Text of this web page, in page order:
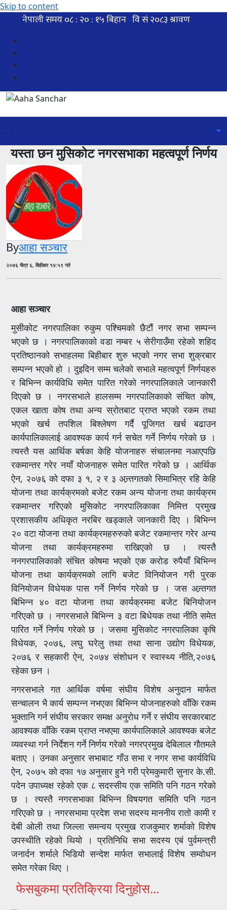
Skip to content
यस्ता छन मुसिकोट नगरसभाका महत्वपूर्ण निर्णय
Byआहा सञ्चार
२०७६ चैत्र ६, बिहीबार १४:५९ गते
आहा सञ्चार
मुसीकोट नगरपालिका रुकुम पश्चिमको छैटौं नगर सभा सम्पन्न
भएको छ । नगरपालिकाको वडा नम्बर ५ सेरीगाउँमा रहेको शहिद
प्रतिष्ठानको सभाहलमा बिहीबार शुरु भएको नगर सभा शुक्रबार
सम्पन्न भएको हो । दुइदिन सम्म चलेको सभाले महत्वपूर्ण निर्णयहरु
र बिभिन्न कार्यविधि समेत पारित गरेको नगरपालिकाले जानकारी
दिएको छ । नगरसभाले हालसम्म नगरपालिकाको संचित कोष,
एकल खाता कोष तथा अन्य स्रोतबाट प्राप्त भएको रकम तथा
भएको खर्च तपशिल बिश्लेषण गर्दै पूजिगत खर्च बढाउन
कार्यपालिकालाई आवश्यक कार्य गर्न सचेत गर्ने निर्णय गरेको छ ।
त्यस्तै यस आर्थिक बर्षका केहि योजनाहरु संचालनमा नआएपछि
रकमान्तर गरेर नयाँ योजनाहरु समेत पारित गरेको छ । आर्थिक
ऐन, २०७६ को दफा ३ १, २ र ३ अन्र्तगतको सिमाभित्र रहि केहि
योजना तथा कार्यक्रमको बजेट रकम अन्य योजना तथा कार्यक्रम
रकमान्तर गरिएको मुसिकोट नगरपालिकाका निमित्त प्रमुख
प्रशासकीय अधिकृत नरबिर खड्काले जानकारी दिए । बिभिन्न
२० वटा योजना तथा कार्यक्रमहरुरुको बजेट रकमान्तर गरेर अन्य
योजना तथा कार्यक्रमहरुमा राखिएको छ । त्यस्तै
ननगरपालिकाको संचित कोषमा भएको एक करोड रुपैयाँ बिभिन्न
योजना तथा कार्यक्रमको लागि बजेट विनियोजन गरी पुरक
विनियोजन विधेयक पास गर्ने निर्णय गरेको छ । जस अन्र्तगत
बिभिन्न ४० वटा योजना तथा कार्यक्रममा बजेट बिनियोजन
गरिएको छ । नगरसभाले बिभिन्न ३ वटा बिधेयक तथा नीति समेत
पारित गर्ने निर्णय गरेको छ । जसमा मुसिकोट नगरपालिका कृषि
विधेयक, २०७६, लघु घरेलु तथा तथा साना उद्योग विधेयक,
२०७६ र सहकारी ऐन, २०७४ संशोधन र स्वास्थ्य नीति,२०७६
रहेका छन ।
नगरसभाले गत आर्थिक वर्षमा संघीय विशेष अनुदान मार्फत
सन्चालन भै कार्य सम्पन्न नभएका बिभिन्न योजनाहरुको वाँकि रकम
भुक्तानि गर्न संघीय सरकार समक्ष अनुरोध गर्ने र संघीय सरकारबाट
आवश्यक वाँकि रकम प्राप्त नभएमा कार्यपालिकाले आवश्यक बजेट
व्यवस्था गर्न निर्देशन गर्ने निर्णय गरेको नगरप्रमुख देबिलाल गौतमले
बताए । उनका अनुसार सभाबाट गाँउ सभा र नगर सभा कार्यविधि
ऐन, २०७५ को दफा १७ अनुसार हुने गरी प्रेमकुमारी सुनार के.सी.
पदेन उपाध्यक्ष रहेको एक ८ सदस्सीय एक समिति पनि गठन गरेको
छ । त्यस्तै नगरसभाका बिभिन्न विषयगत समिति पनि गठन
गरिएको छ । नगरसभामा प्रदेश सभा सदस्य माननीय रातो कामी र
देबी ओली तथा जिल्ला समन्वय प्रमुख राजकुमार शर्माको विशेष
उपस्थीति रहेको थियो । प्रतिनिधि सभा सदस्य एबं पुर्वमन्त्री
जनार्दन शर्माले भिडियो सन्देश मार्फत सभालाई विशेष सम्वोधन
समेत गरेका थिए ।
फेसबुकमा प्रतिक्रिया दिनुहोस...